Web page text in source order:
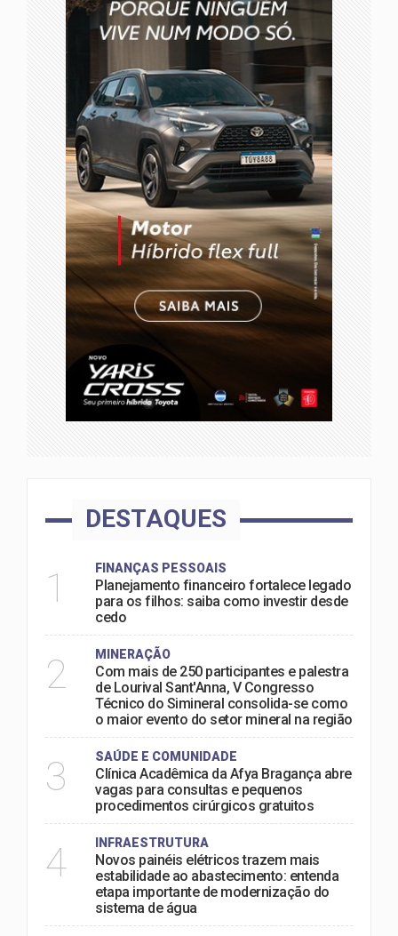
DESTAQUES
1 FINANÇAS PESSOAIS
Planejamento financeiro fortalece legado
para os filhos: saiba como investir desde
cedo
2 MINERAÇÃO
Com mais de 250 participantes e palestra
de Lourival Sant'Anna, V Congresso
Técnico do Simineral consolida-se como
o maior evento do setor mineral na região
3 SAÚDE E COMUNIDADE
Clínica Acadêmica da Afya Bragança abre
vagas para consultas e pequenos
procedimentos cirúrgicos gratuitos
4 INFRAESTRUTURA
Novos painéis elétricos trazem mais
estabilidade ao abastecimento: entenda
etapa importante de modernização do
sistema de água